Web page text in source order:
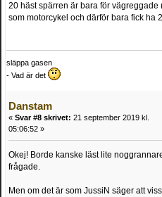
20 häst spärren är bara för vägreggade
som motorcykel och därför bara fick ha
släppa gasen
- Vad är det
Danstam
« Svar #8 skrivet: 21 september 2019 kl.
05:06:52 »
Okej! Borde kanske läst lite
frågade.
Men om det är som JussiN säger att